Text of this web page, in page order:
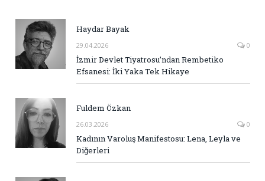
Haydar Bayak
29.04.2026 0
İzmir Devlet Tiyatrosu’ndan Rembetiko
Efsanesi: İki Yaka Tek Hikaye
Fuldem Özkan
26.03.2026 0
Kadının Varoluş Manifestosu: Lena, Leyla ve
Diğerleri